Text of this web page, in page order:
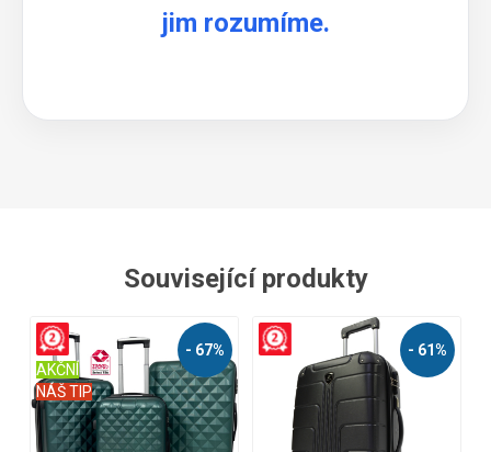
jim rozumíme.
Související produkty
NÁŠ TIP
- 74%